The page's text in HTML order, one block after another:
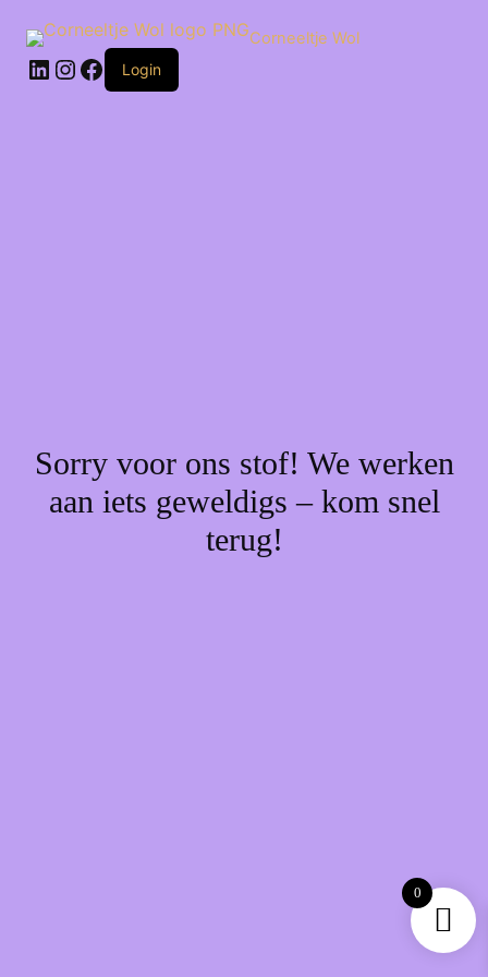
naar
inhoud
Corneeltje Wol
LinkedIn
Instagram
Facebook
Login
Sorry voor ons stof! We werken
aan iets geweldigs – kom snel
terug!
0